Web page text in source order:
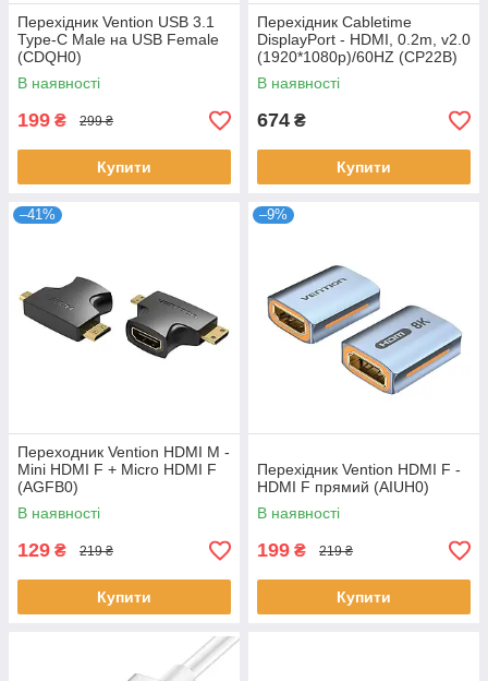
Перехідник Vention USB 3.1
Type-C Male на USB Female
(CDQH0)
В наявності
199 ₴ 299 ₴
Купити
Перехідник Сabletime
DisplayPort - HDMI, 0.2m, v2.0
(1920*1080p)/60HZ (CP22B)
В наявності
674 ₴
Купити
–41%
Переходник Vention HDMI M -
Mini HDMI F + Micro HDMI F
(AGFB0)
В наявності
129 ₴ 219 ₴
Купити
–9%
Перехідник Vention HDMI F -
HDMI F прямий (AIUH0)
В наявності
199 ₴ 219 ₴
Купити